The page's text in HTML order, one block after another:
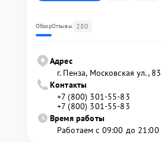
ОбзорОтзывы 280
Адрес
г. Пенза, Московская ул., 83
Контакты
+7 (800) 301-55-83
+7 (800) 301-55-83
Время работы
Работаем с 09:00 до 21:00